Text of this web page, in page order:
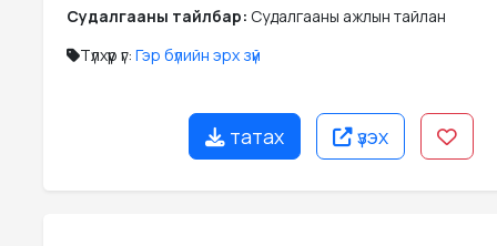
Судалгааны тайлбар: Судалгааны ажлын тайлан
Түлхүүр үг: Гэр бүлийн эрх зүй
татах үзэх